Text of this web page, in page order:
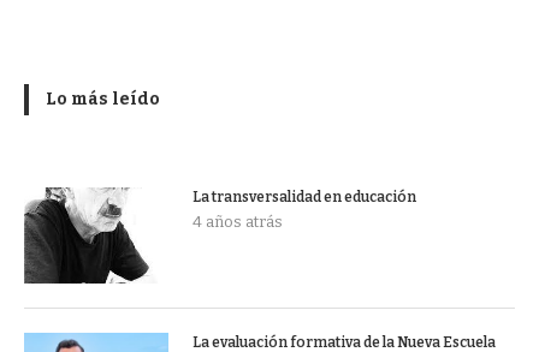
Lo más leído
La transversalidad en educación
4 años atrás
La evaluación formativa de la Nueva Escuela